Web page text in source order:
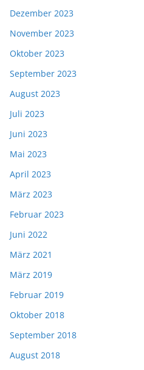
Dezember 2023
November 2023
Oktober 2023
September 2023
August 2023
Juli 2023
Juni 2023
Mai 2023
April 2023
März 2023
Februar 2023
Juni 2022
März 2021
März 2019
Februar 2019
Oktober 2018
September 2018
August 2018